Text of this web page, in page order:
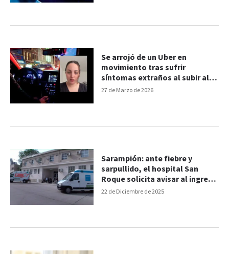
27 de Marzo de 2026
Se arrojó de un Uber en
movimiento tras sufrir
síntomas extraños al subir al
auto
22 de Diciembre de 2025
Sarampión: ante fiebre y
sarpullido, el hospital San
Roque solicita avisar al ingreso
y usar barbijo